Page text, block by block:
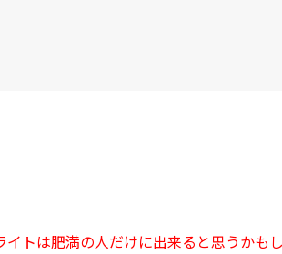
トは肥満の人だけに出来ると思うかも